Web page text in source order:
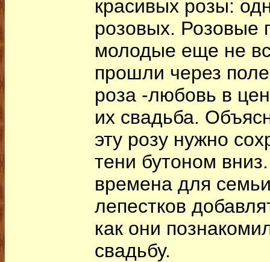
красивых розы:
розовых. Розовые
молодые еще не
прошли через
роза -любовь в
их свадьба.
эту розу нужно
тени бутоном
времена для
лепестков
как они
свадьбу.